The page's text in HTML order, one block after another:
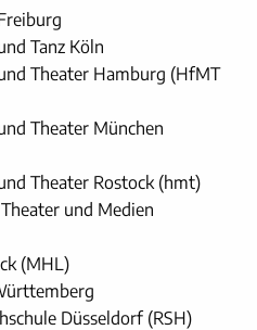
Tanz Köln
Theater Hamburg (HfMT
Theater München
Theater Rostock (hmt)
und Medien
(MHL)
Düsseldorf (RSH)